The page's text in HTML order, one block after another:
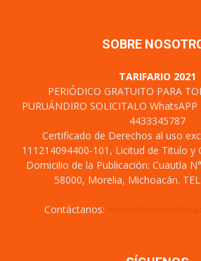
SOBRE
TARIFARIO 2021
PERIÓDICO GRATUITO PARA
PURUÁNDIRO SOLICITALO
4433345787
Certificado de Derechos al uso
111214094400-101, Licitud de Titulo y
Domicilio de la Publicación: Cuautla
58000, Morelia, Michoacán.
Contáctanos: